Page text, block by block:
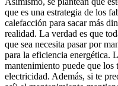
que es una estrategia de los
calefacción para sacar más
realidad. La verdad es que
que sea necesita pasar por
para la eficiencia energética.
mantenimiento puede que los
electricidad. Además, si te